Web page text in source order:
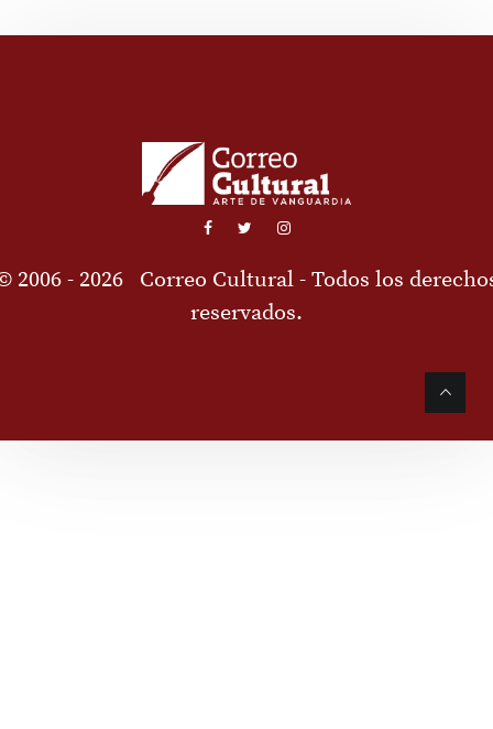
2006 - 2026 Correo Cultural - Todos los
reservados.